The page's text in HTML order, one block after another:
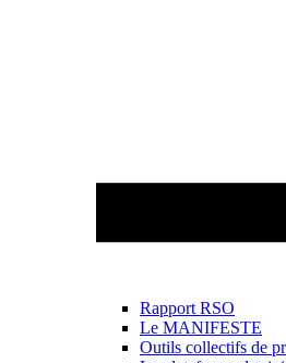
Rapport RSO
Le MANIFESTE
Outils collectifs de